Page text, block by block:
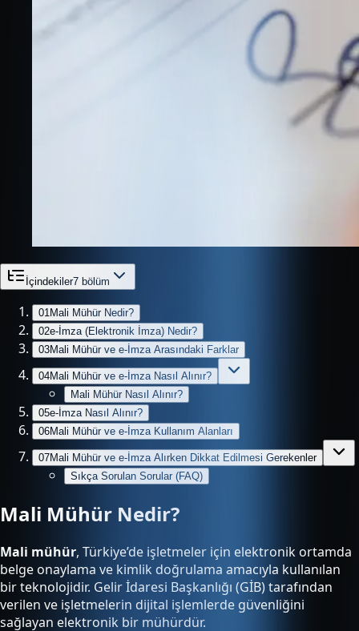
İçindekiler7 bölüm
01 Mali Mühür Nedir?
02e-İmza (Elektronik İmza) Nedir?
03Mali Mühür ve e-İmza Arasındaki Farklar
04Mali Mühür ve e-İmza Nasıl Alınır?
Mali Mühür Nasıl Alınır?
05e-İmza Nasıl Alınır?
06Mali Mühür ve e-İmza Kullanım Alanları
07Mali Mühür ve e-İmza Alırken Dikkat Edilmesi Gerekenler
Sıkça Sorulan Sorular (FAQ)
Mali Mühür Nedir?
Mali mühür, Türkiye’de işletmeler için elektronik ortamda
belge onaylama ve kimlik doğrulama amacıyla kullanılan
bir teknolojidir. Gelir İdaresi Başkanlığı (GİB) tarafından
verilen ve işletmelerin dijital işlemlerde güvenliğini
sağlayan elektronik bir mühürdür.